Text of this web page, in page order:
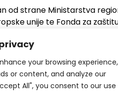
your browsing experience,
or content, and analyze our
All", you consent to our use
od strane Ministarstva
unije te Fonda za